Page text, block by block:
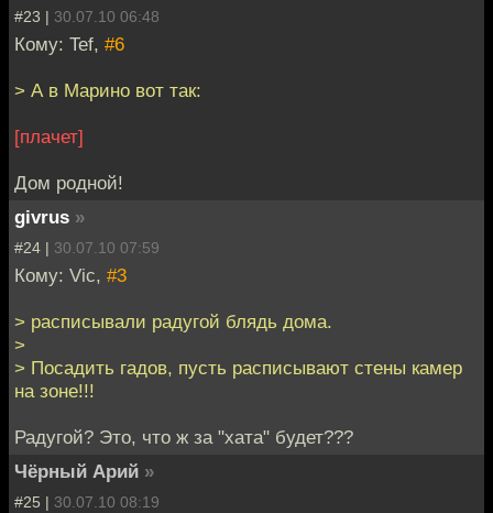
#23 | 30.07.10 06:48
Кому: Tef, #6
> А в Марино вот так:
[плачет]
Дом родной!
givrus »
#24 | 30.07.10 07:59
Кому: Vic, #3
> расписывали радугой блядь дома.
>
> Посадить гадов, пусть расписывают стены камер
на зоне!!!
Радугой? Это, что ж за "хата" будет???
Чёрный Арий »
#25 | 30.07.10 08:19